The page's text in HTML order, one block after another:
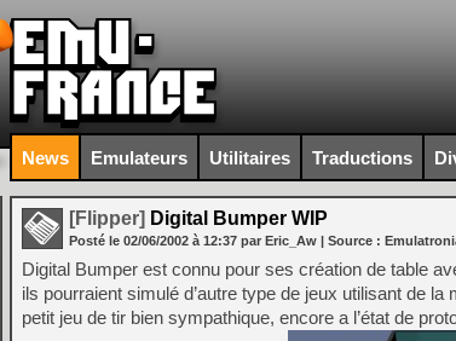
News Emulateurs Utilitaires Traductions
[Flipper] Digital Bumper WIP
Posté le 02/06/2002 à 12:37 par Eric_Aw | Source :
Digital Bumper est connu pour ses création de table
ils pourraient simulé d’autre type de jeux utilisant de
petit jeu de tir bien sympathique, encore a l’état de